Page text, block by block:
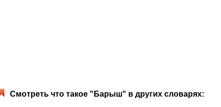
Смотреть что такое "Барыш" в других словарях: